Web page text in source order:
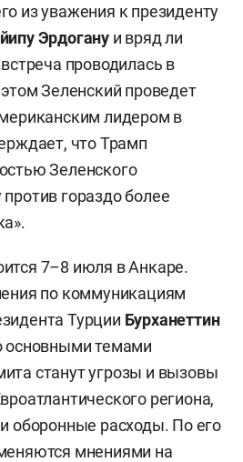
из уважения к президенту
Эрдогану и вряд ли
проводилась в
Зеленский проведет
лидером в
что Трамп
Зеленского
гораздо более
7–8 июля в Анкаре.
по коммуникациям
Турции Бурханеттин
основными темами
станут угрозы и вызовы
региона,
оборонные расходы. По его
мнениями на